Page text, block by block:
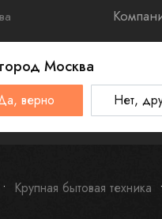
Москва
верно Нет,
Smeg
Крупная бытовая техника